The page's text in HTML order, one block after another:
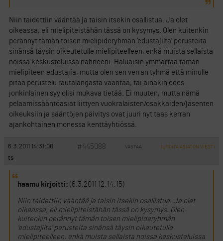
Niin taidettiin vääntää ja taisin itsekin osallistua. Ja olet
oikeassa, eli mielipiteistähän tässä on kysymys. Olen kuitenkin
perännyt tämän toisen mielipideryhmän ’edustajilta’ perusteita
sinänsä täysin oikeutetulle mielipiteelleen, enkä muista sellaista
noissa keskusteluissa nähneeni. Haluaisin ymmärtää tämän
mielipiteen edustajia, mutta olen sen verran tyhmä että minulle
pitää perustelu rautalangasta vääntää, tai ainakin edes
jonkinlainen syy olisi mukava tietää. Ei muuten, mutta nämä
pelaamissääntöasiat liittyen vuokralaisten/osakkaiden/jäsenten
oikeuksiin ja sääntöjen päivitys ovat juuri nyt taas kerran
ajankohtainen monessa kenttäyhtiössä.
6.3.2011 14:31:00 #445088 VASTAA ILMOITA ASIATON VIESTI
ts
haamu kirjoitti: (6.3.2011 12:14:15)
Niin taidettiin vääntää ja taisin itsekin osallistua. Ja olet
oikeassa, eli mielipiteistähän tässä on kysymys. Olen
kuitenkin perännyt tämän toisen mielipideryhmän
’edustajilta’ perusteita sinänsä täysin oikeutetulle
mielipiteelleen, enkä muista sellaista noissa keskusteluissa